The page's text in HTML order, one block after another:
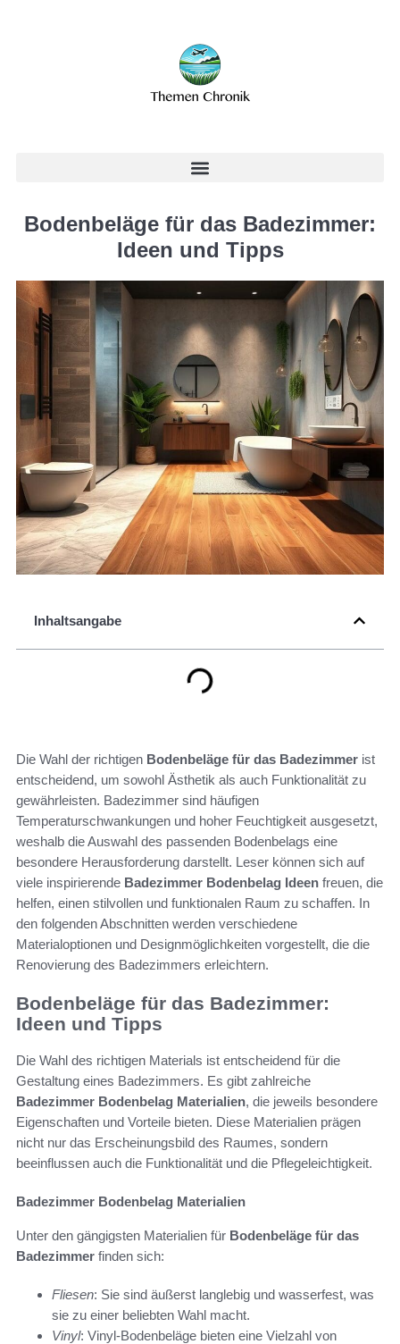
Bodenbeläge für das Badezimmer:
Ideen und Tipps
Inhaltsangabe
Die Wahl der richtigen Bodenbeläge für das Badezimmer ist
entscheidend, um sowohl Ästhetik als auch Funktionalität zu
gewährleisten. Badezimmer sind häufigen
Temperaturschwankungen und hoher Feuchtigkeit ausgesetzt,
weshalb die Auswahl des passenden Bodenbelags eine
besondere Herausforderung darstellt. Leser können sich auf
viele inspirierende Badezimmer Bodenbelag Ideen freuen, die
helfen, einen stilvollen und funktionalen Raum zu schaffen. In
den folgenden Abschnitten werden verschiedene
Materialoptionen und Designmöglichkeiten vorgestellt, die die
Renovierung des Badezimmers erleichtern.
Bodenbeläge für das Badezimmer:
Ideen und Tipps
Die Wahl des richtigen Materials ist entscheidend für die
Gestaltung eines Badezimmers. Es gibt zahlreiche
Badezimmer Bodenbelag Materialien, die jeweils besondere
Eigenschaften und Vorteile bieten. Diese Materialien prägen
nicht nur das Erscheinungsbild des Raumes, sondern
beeinflussen auch die Funktionalität und die Pflegeleichtigkeit.
Badezimmer Bodenbelag Materialien
Unter den gängigsten Materialien für Bodenbeläge für das
Badezimmer finden sich:
Fliesen: Sie sind äußerst langlebig und wasserfest, was
sie zu einer beliebten Wahl macht.
Vinyl: Vinyl-Bodenbeläge bieten eine Vielzahl von